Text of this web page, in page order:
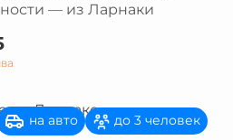
— из Ларнаки
на авто до 3 человек